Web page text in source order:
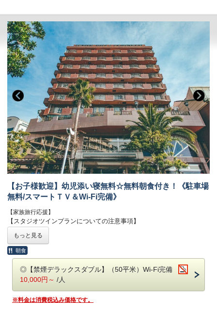
◎セルフサービス式ドリンクコーナーあり《7：00～23：00》
※アルコールは《18：00～20：00》お1人様1杯まで
【領収書ポリシー】
◎領収・明細書には部屋番号と支払項目が記載されます。
◎事前決済、後日請求などの場合は領収書の発行はできません。
【お子様歓迎】幼児添い寝無料☆無料朝食付き！《駐車場
無料/スマートＴＶ＆Wi-Fi完備》
【家族旅行応援】
【スタジオツインプランについての注意事項】
の計2台のベッドでのご案内となります。トリプルベッドではございま
せんのでご注意くださいませ。
※お子様連れで添い寝無料をご希望の場合、タオルは付きませんのでご
了承ください。
◎無料朝食バイキング付き《6：30～9：00》
もっと見る
朝食
◎【禁煙デラックスダブル】（50平米）Wi-Fi完備
10,000円～ /人
※料金は消費税込み価格です。